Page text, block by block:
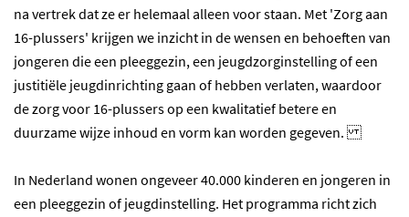
na vertrek dat ze er helemaal alleen voor staan. Met 'Zorg aan
16-plussers' krijgen we inzicht in de wensen en behoeften van
jongeren die een pleeggezin, een jeugdzorginstelling of een
justitiële jeugdinrichting gaan of hebben verlaten, waardoor
de zorg voor 16-plussers op een kwalitatief betere en
duurzame wijze inhoud en vorm kan worden gegeven.
In Nederland wonen ongeveer 40.000 kinderen en jongeren in
een pleeggezin of jeugdinstelling. Het programma richt zich